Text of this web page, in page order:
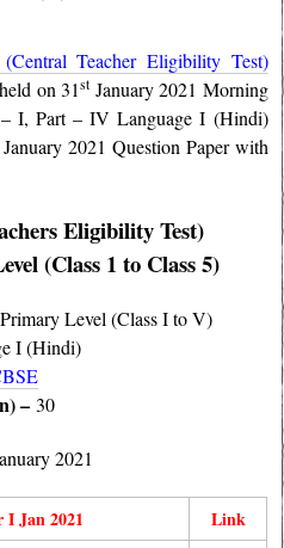
Teacher Eligibility Test)
on 31st January 2021 Morning
I, Part – IV Language I (Hindi)
2021 Question Paper with
Eligibility Test)
(Class 1 to Class 5)
Level (Class I to V)
I (Hindi)
–30
2021
I Jan 2021 Link